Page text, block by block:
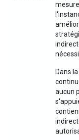
Dans
aucun